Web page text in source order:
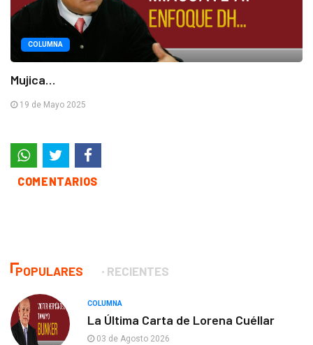
COLUMNA
Mujica…
19 de Mayo 2025
COMENTARIOS
POPULARES RECIENTES
COLUMNA
La Última Carta de Lorena Cuéllar
03 de Agosto 2026